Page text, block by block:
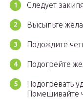
Следует
Высыпьте
Подождите
Подогрейте
Подогревать
Помешивайте